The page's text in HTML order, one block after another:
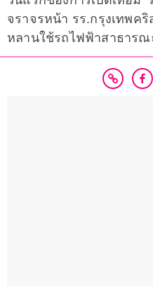
จราจรหน้า รร.กรุงเทพค
หลานใช้รถไฟฟ้าสาธารณ